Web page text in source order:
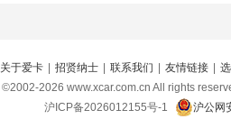
关于爱卡 招贤纳士 联系我们 友情链接
©2002-2026 www.xcar.com.cn All rights
沪ICP备2026012155号-1
沪公网